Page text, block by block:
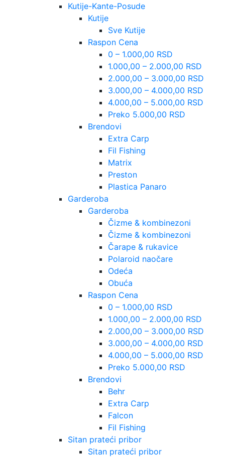
Kutije-Kante-Posude
Kutije
Sve Kutije
Raspon Cena
0 – 1.000,00 RSD
1.000,00 – 2.000,00 RSD
2.000,00 – 3.000,00 RSD
3.000,00 – 4.000,00 RSD
4.000,00 – 5.000,00 RSD
Preko 5.000,00 RSD
Brendovi
Extra Carp
Fil Fishing
Matrix
Preston
Plastica Panaro
Garderoba
Garderoba
Čizme & kombinezoni
Čizme & kombinezoni
Čarape & rukavice
Polaroid naočare
Odeća
Obuća
Raspon Cena
0 – 1.000,00 RSD
1.000,00 – 2.000,00 RSD
2.000,00 – 3.000,00 RSD
3.000,00 – 4.000,00 RSD
4.000,00 – 5.000,00 RSD
Preko 5.000,00 RSD
Brendovi
Behr
Extra Carp
Falcon
Fil Fishing
Sitan prateći pribor
Sitan prateći pribor